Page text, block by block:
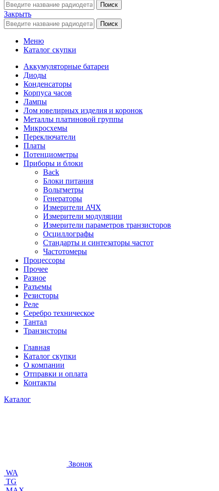
Поиск
Закрыть
Поиск
Меню
Каталог скупки
Аккумуляторные батареи
Диоды
Конденсаторы
Корпуса часов
Лампы
Лом ювелирных изделия и коронок
Металлы платиновой группы
Микросхемы
Переключатели
Платы
Потенциометры
Приборы и блоки
Back
Блоки питания
Вольтметры
Генераторы
Измерители АЧХ
Измерители модуляции
Измерители параметров транзисторов
Осциллографы
Стандарты и синтезаторы частот
Частотомеры
Процессоры
Прочее
Разное
Разъемы
Резисторы
Реле
Серебро техническое
Тантал
Транзисторы
Главная
Каталог скупки
О компании
Отправки и оплата
Контакты
Каталог
Звонок
WA
TG